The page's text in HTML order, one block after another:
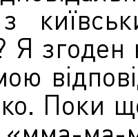
Я
Поки